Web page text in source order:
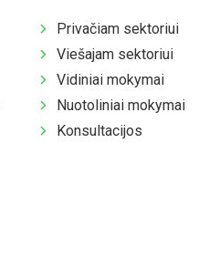
Privačiam sektoriui
Viešajam sektoriui
Vidiniai mokymai
Nuotoliniai mokymai
Konsultacijos